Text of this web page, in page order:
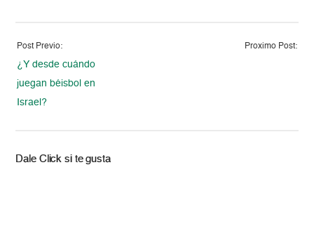
Post Previo:
¿Y desde cuándo
juegan béisbol en
Israel?
Proximo Post:
Dale Click si te gusta